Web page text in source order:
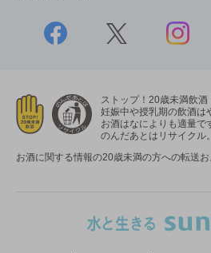
ストップ！20歳未満飲酒
妊娠中や授乳期の飲酒は
お酒はなによりも適量で
のんだあとはリサイクル。
お酒に関する情報の20歳未満の方への転送お